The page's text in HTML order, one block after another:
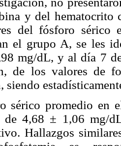
y del hematocrito
del fósforo sérico
el grupo A, se les
mg/dL, y al día 7
de los valores de
siendo
sérico promedio en
4,68 ± 1,06 mg/
Hallazgos